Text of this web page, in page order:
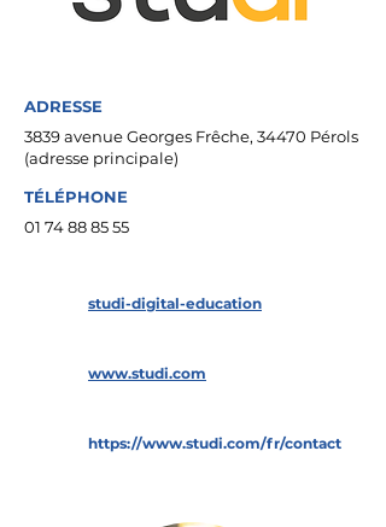
ADRESSE
3839 avenue Georges Frêche, 34470 Pérols
(adresse principale)
TÉLÉPHONE
01 74 88 85 55
studi-digital-education
www.studi.com
https://www.studi.com/fr/contact